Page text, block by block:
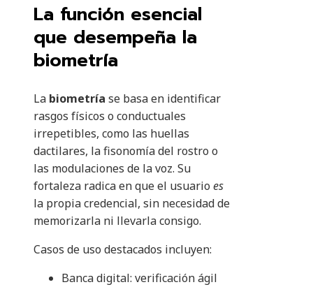
La función esencial
que desempeña la
biometría
La biometría se basa en identificar
rasgos físicos o conductuales
irrepetibles, como las huellas
dactilares, la fisonomía del rostro o
las modulaciones de la voz. Su
fortaleza radica en que el usuario es
la propia credencial, sin necesidad de
memorizarla ni llevarla consigo.
Casos de uso destacados incluyen:
Banca digital: verificación ágil